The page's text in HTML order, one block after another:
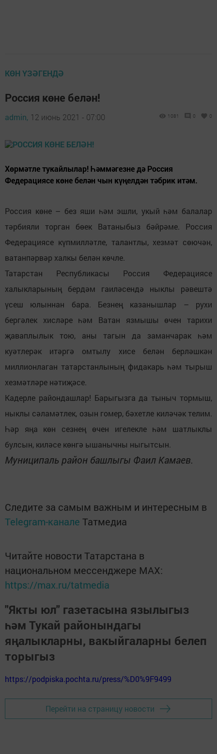
КӨН ҮЗӘГЕНДӘ
Россия көне белән!
admin, 12 июнь 2021 - 07:00 1081 0 0
Хөрмәтле тукайлылар! Һәммәгезне дә Россия
Федерациясе көне белән чын күңелдән тәбрик итәм.
Россия көне – без яши һәм эшли, укый һәм балалар
тәрбияли торган бөек Ватаныбыз бәйрәме. Россия
Федерациясе күпмилләтле, талантлы, хезмәт сөючән,
ватанпәрвәр халкы белән көчле.
Татарстан Республикасы Россия Федерациясе
халыкларының бердәм гаиләсендә ныклы рәвештә
үсеш юлыннан бара. Безнең казанышлар – рухи
бергәлек хисләре һәм Ватан язмышы өчен тарихи
җаваплылык тою, аны тагын да заманчарак һәм
куәтлерәк итәргә омтылу хисе белән берләшкән
миллионлаган татарстанлының фидакарь һәм тырыш
хезмәтләре нәтиҗәсе.
Кадерле райондашлар! Барыгызга да тыныч тормыш,
ныклы сәламәтлек, озын гомер, бәхетле киләчәк телим.
Һәр яңа көн сезнең өчен игелекле һәм шатлыклы
булсын, киләсе көнгә ышанычны ныгытсын.
Муниципаль район башлыгы Фаил Камаев.
Следите за самым важным и интересным в
Telegram-канале Татмедиа
Читайте новости Татарстана в
национальном мессенджере MАХ:
https://max.ru/tatmedia
"Якты юл" газетасына язылыгыз
һәм Тукай районындагы
яңалыкларны, вакыйгаларны белеп
торыгыз
https://podpiska.pochta.ru/press/%D0%9F9499
Перейти на страницу новости